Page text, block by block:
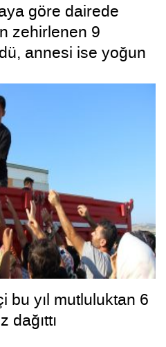
göre dairede
zehirlenen 9
annesi ise yoğun
bu yıl mutluluktan 6
dağıttı